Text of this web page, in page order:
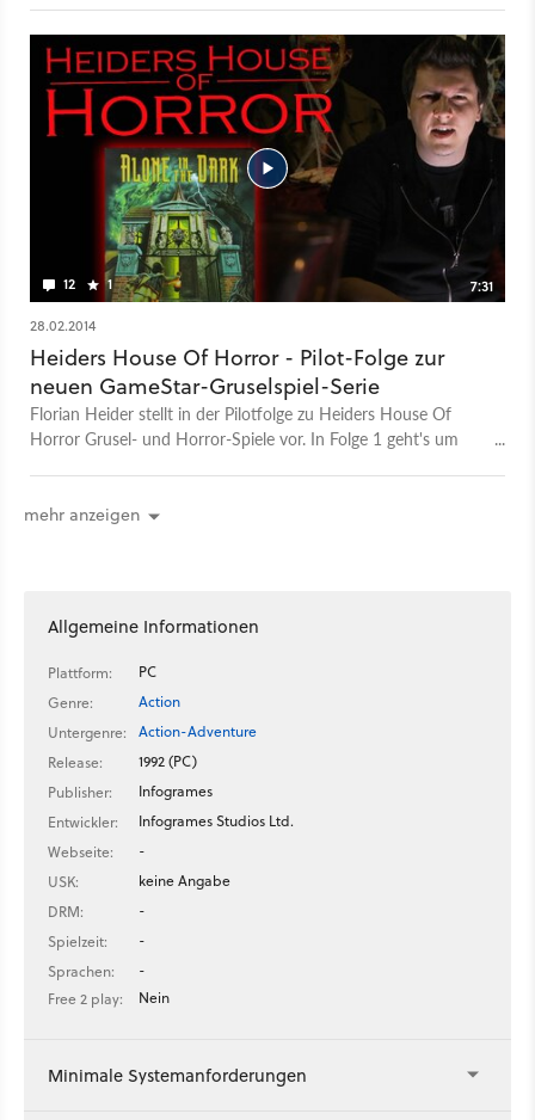
12 1
7:31
28.02.2014
Heiders House Of Horror - Pilot-Folge zur
neuen GameStar-Gruselspiel-Serie
Florian Heider stellt in der Pilotfolge zu Heiders House Of
Horror Grusel- und Horror-Spiele vor. In Folge 1 geht's um
mehr anzeigen
Allgemeine Informationen
Plattform:
PC
Genre:
Action
Untergenre:
Action-Adventure
Release:
1992 (PC)
Publisher:
Infogrames
Entwickler:
Infogrames Studios Ltd.
Webseite:
-
USK:
keine Angabe
DRM:
-
Spielzeit:
-
Sprachen:
-
Free 2 play:
Nein
Minimale Systemanforderungen